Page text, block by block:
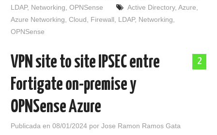
LDAP, Networking ,OPNSense Active Directory, Azure
Azure Networking ,Cloud Firewall LDAP, Networking
OPNSense
2
VPN site to site IPSEC entre
Fortigate on-premise y
OPNSense Azure
Publicada en08/01/2024 porJose Ramon Ramos Gata